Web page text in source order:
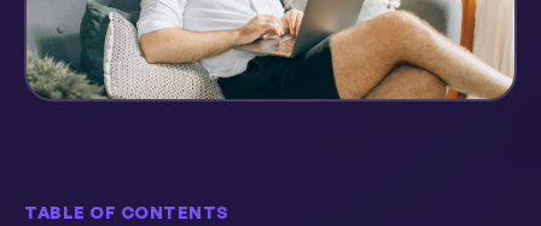
TABLE OF CONTENTS